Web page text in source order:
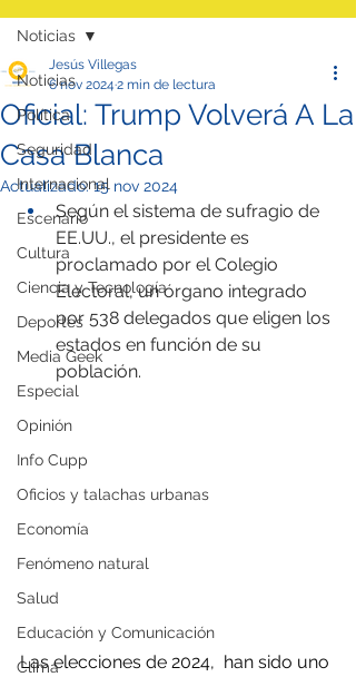
Noticias
Política
Seguridad
Internacional
Escenario
Cultura
Ciencia y Tecnología
Deportes
Media Geek
Especial
Opinión
Info Cupp
Oficios y talachas urbanas
Economía
Fenómeno natural
Salud
Educación y Comunicación
Clima
Noticias
Oficial: Trump Volverá A La
Casa Blanca
Jesús Villegas
6 nov 2024 2 min de lectura
Actualizado:15 nov 2024
Según el sistema de sufragio de
EE.UU., el presidente es
proclamado por el Colegio
Electoral, un órgano integrado
por 538 delegados que eligen los
estados en función de su
población.
Las elecciones de 2024,  han sido uno